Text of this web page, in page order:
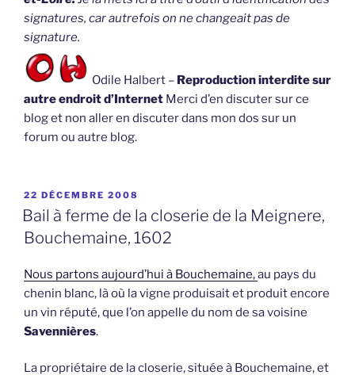
signatures, car autrefois on ne changeait pas de
signature.
Odile Halbert – Reproduction interdite sur
autre endroit d’Internet Merci d’en discuter sur ce
blog et non aller en discuter dans mon dos sur un
forum ou autre blog.
PUBLIÉ
LE
22 DÉCEMBRE 2008
Bail à ferme de la closerie de la Meignere,
Bouchemaine, 1602
Nous partons aujourd’hui à Bouchemaine,au pays du
chenin blanc, là où la vigne produisait et produit encore
un vin réputé, que l’on appelle du nom de sa voisine
Savennières.
La propriétaire de la closerie, située à Bouchemaine, et